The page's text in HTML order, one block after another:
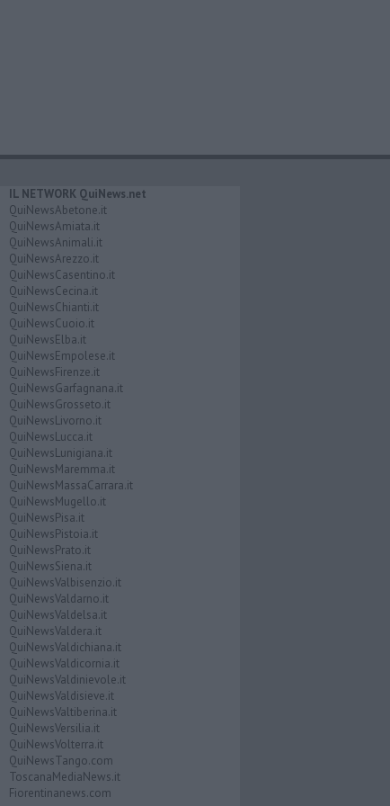
IL NETWORK QuiNews.net
QuiNewsAbetone.it
QuiNewsAmiata.it
QuiNewsAnimali.it
QuiNewsArezzo.it
QuiNewsCasentino.it
QuiNewsCecina.it
QuiNewsChianti.it
QuiNewsCuoio.it
QuiNewsElba.it
QuiNewsEmpolese.it
QuiNewsFirenze.it
QuiNewsGarfagnana.it
QuiNewsGrosseto.it
QuiNewsLivorno.it
QuiNewsLucca.it
QuiNewsLunigiana.it
QuiNewsMaremma.it
QuiNewsMassaCarrara.it
QuiNewsMugello.it
QuiNewsPisa.it
QuiNewsPistoia.it
QuiNewsPrato.it
QuiNewsSiena.it
QuiNewsValbisenzio.it
QuiNewsValdarno.it
QuiNewsValdelsa.it
QuiNewsValdera.it
QuiNewsValdichiana.it
QuiNewsValdicornia.it
QuiNewsValdinievole.it
QuiNewsValdisieve.it
QuiNewsValtiberina.it
QuiNewsVersilia.it
QuiNewsVolterra.it
QuiNewsTango.com
ToscanaMediaNews.it
Fiorentinanews.com